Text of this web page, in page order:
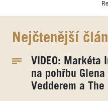
Nejčtenější
VIDEO: Markéta
na pohřbu
Vedderem a The